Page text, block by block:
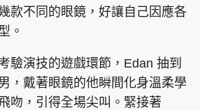
款不同的眼鏡，好讓自己因應各
。
驗演技的遊戲環節，Edan 抽到
，戴著眼鏡的他瞬間化身溫柔學
吻，引得全場尖叫。緊接著